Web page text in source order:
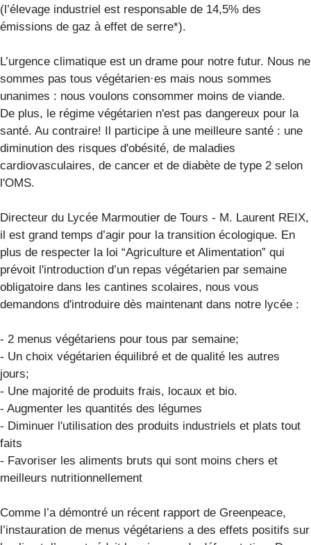
(l’élevage industriel est responsable de 14,5% des
émissions de gaz à effet de serre*).
L’urgence climatique est un drame pour notre futur. Nous ne
sommes pas tous végétarien·es mais nous sommes
unanimes : nous voulons consommer moins de viande.
De plus, le régime végétarien n'est pas dangereux pour la
santé. Au contraire! Il participe à une meilleure santé : une
diminution des risques d'obésité, de maladies
cardiovasculaires, de cancer et de diabète de type 2 selon
l'OMS.
Directeur du Lycée Marmoutier de Tours - M. Laurent REIX,
il est grand temps d’agir pour la transition écologique. En
plus de respecter la loi “Agriculture et Alimentation” qui
prévoit l'introduction d’un repas végétarien par semaine
obligatoire dans les cantines scolaires, nous vous
demandons d'introduire dès maintenant dans notre lycée :
- 2 menus végétariens pour tous par semaine;
- Un choix végétarien équilibré et de qualité les autres
jours;
- Une majorité de produits frais, locaux et bio.
- Augmenter les quantités des légumes
- Diminuer l'utilisation des produits industriels et plats tout
faits
- Favoriser les aliments bruts qui sont moins chers et
meilleurs nutritionnellement
Comme l’a démontré un récent rapport de Greenpeace,
l’instauration de menus végétariens a des effets positifs sur